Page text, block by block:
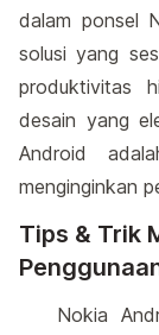
dalam ponsel
solusi yang
produktivitas
desain yang
Android
menginginkan
Tips & Trik
Nokia